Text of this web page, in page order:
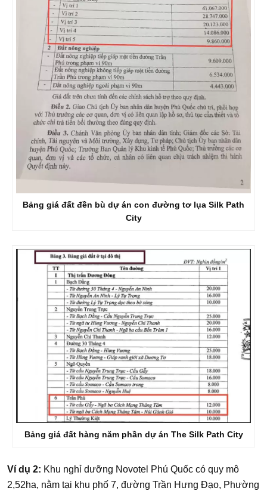
Bảng giá đất đền bù dự án con đường tơ lụa Silk Path
City
Bảng giá đất hàng năm phần dự án The Silk Path City
Ví dụ 2: Khu nghỉ dưỡng Novotel Phú Quốc có quy mô
2,52ha, nằm tại khu phố 7, đường Trần Hưng Đạo, Phường